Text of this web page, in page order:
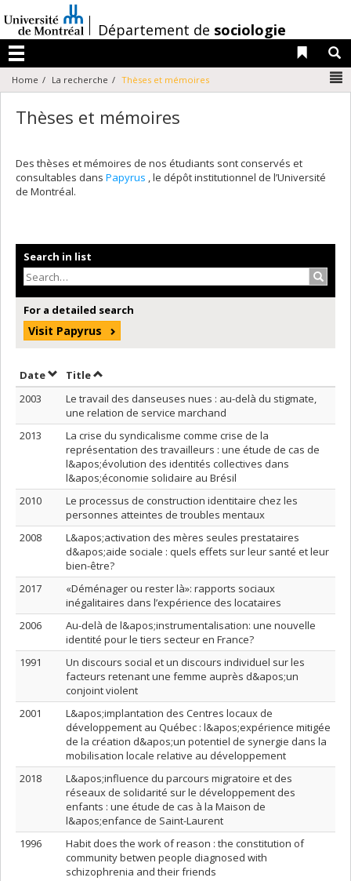
au
contenu
/Département de sociologie
Menu
Liens
Home La recherche Thèses et mémoires
Thèses et mémoires
Des thèses et mémoires de nos étudiants sont conservés et
consultables dans Papyrus , le dépôt institutionnel de l’Université
de Montréal.
Search in list
For a detailed search
Visit Papyrus
DateSort by date in descending order
TitleSort by title in descending order
2003
Le travail des danseuses nues : au-delà du stigmate,
une relation de service marchand
2013
La crise du syndicalisme comme crise de la
représentation des travailleurs : une étude de cas de
l&apos;évolution des identités collectives dans
l&apos;économie solidaire au Brésil
2010
Le processus de construction identitaire chez les
personnes atteintes de troubles mentaux
2008
L&apos;activation des mères seules prestataires
d&apos;aide sociale : quels effets sur leur santé et leur
bien-être?
2017
«Déménager ou rester là»: rapports sociaux
inégalitaires dans l’expérience des locataires
2006
Au-delà de l&apos;instrumentalisation: une nouvelle
identité pour le tiers secteur en France?
1991
Un discours social et un discours individuel sur les
facteurs retenant une femme auprès d&apos;un
conjoint violent
2001
L&apos;implantation des Centres locaux de
développement au Québec : l&apos;expérience mitigée
de la création d&apos;un potentiel de synergie dans la
mobilisation locale relative au développement
2018
L&apos;influence du parcours migratoire et des
réseaux de solidarité sur le développement des
enfants : une étude de cas à la Maison de
l&apos;enfance de Saint-Laurent
1996
Habit does the work of reason : the constitution of
community betwen people diagnosed with
schizophrenia and their friends